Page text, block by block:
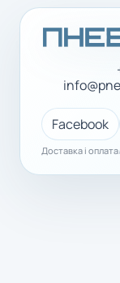
Facebook
Доставка і оплата